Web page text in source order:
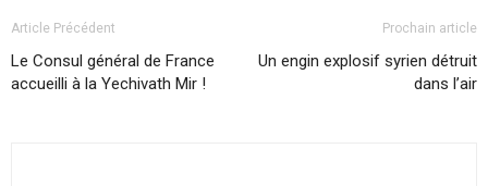
Article Précédent
Le Consul général de France
accueilli à la Yechivath Mir !
Prochain article
Un engin explosif syrien détruit
dans l’air